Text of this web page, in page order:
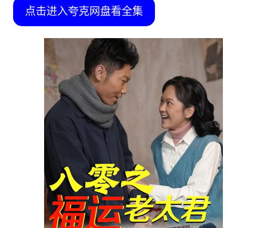
点击进入夸克网盘看全集